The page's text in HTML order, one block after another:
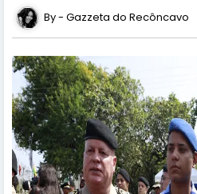
Gazzeta do Recôncavo